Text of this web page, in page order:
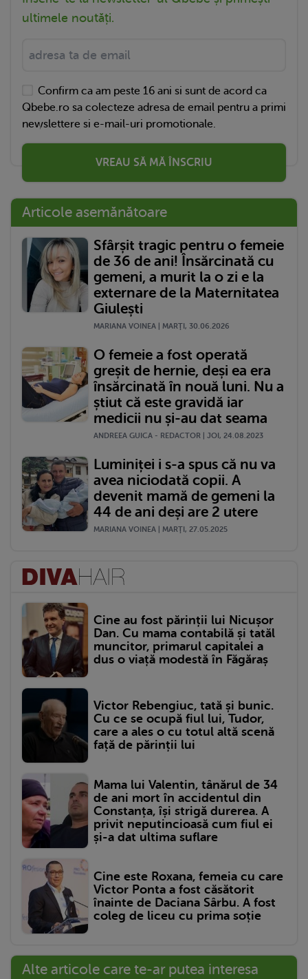
ultimele noutăți.
Confirm ca am peste 16 ani si sunt de acord ca
Qbebe.ro sa colecteze adresa de email pentru a primi
newslettere si e-mail-uri promotionale.
VREAU SĂ MĂ ÎNSCRIU
Articole asemănătoare
Sfârșit tragic pentru o femeie
de 36 de ani! Însărcinată cu
gemeni, a murit la o zi e la
externare de la Maternitatea
Giulești
MARIANA VOINEA | MARŢI, 30.06.2026
O femeie a fost operată
greșit de hernie, deși ea era
însărcinată în nouă luni. Nu a
știut că este gravidă iar
medicii nu și-au dat seama
ANDREEA GUICA - REDACTOR | JOI, 24.08.2023
Luminiței i s-a spus că nu va
avea niciodată copii. A
devenit mamă de gemeni la
44 de ani deși are 2 utere
MARIANA VOINEA | MARŢI, 27.05.2025
Cine au fost părinții lui Nicușor
Dan. Cu mama contabilă și tatăl
muncitor, primarul capitalei a
dus o viață modestă în Făgăraș
Victor Rebengiuc, tată și bunic.
Cu ce se ocupă fiul lui, Tudor,
care a ales o cu totul altă scenă
față de părinții lui
Mama lui Valentin, tânărul de 34
de ani mort în accidentul din
Constanța, își strigă durerea. A
privit neputincioasă cum fiul ei
și-a dat ultima suflare
Cine este Roxana, femeia cu care
Victor Ponta a fost căsătorit
înainte de Daciana Sârbu. A fost
coleg de liceu cu prima soție
Alte articole care te-ar putea interesa